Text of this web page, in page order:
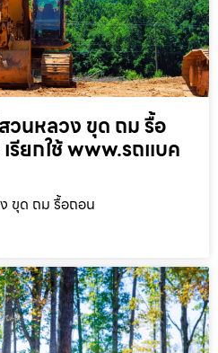
วนหลวง ขุด ถม รื้อ
รียกใช้ www.รถแบค
ขุด ถม รื้อถอน